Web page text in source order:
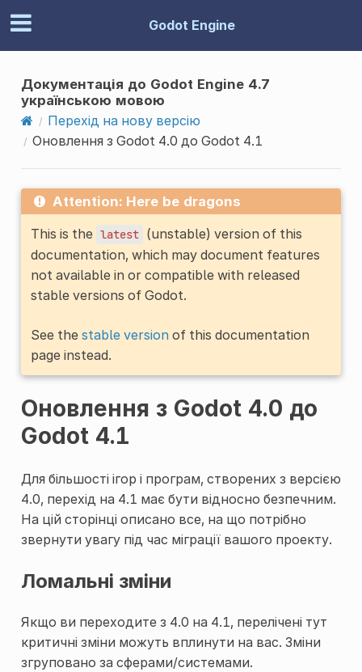
Godot Engine
Документація до Godot Engine 4.7
українською мовою
Перехід на нову версію
Оновлення з Godot 4.0 до Godot 4.1
Attention: Here be dragons
This is the latest (unstable) version of this
documentation, which may document features
not available in or compatible with released
stable versions of Godot.
See the stable versionof this documentation
page instead.
Оновлення з Godot 4.0 до
Godot 4.1
Для більшості ігор і програм, створених з версією
4.0, перехід на 4.1 має бути відносно безпечним.
На цій сторінці описано все, на що потрібно
звернути увагу під час міграції вашого проекту.
Ломальні зміни
Якщо ви переходите з 4.0 на 4.1, перелічені тут
критичні зміни можуть вплинути на вас. Зміни
згруповано за сферами/системами.